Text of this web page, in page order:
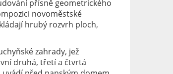
přísně geometrického
novoměstské
hrubý rozvrh ploch,
zahrady, jež
druhá, třetí a čtvrtá